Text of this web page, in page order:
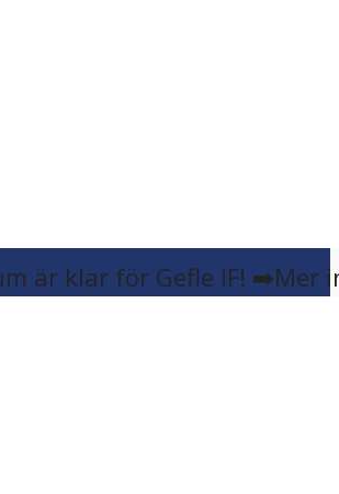
är klar för Gefle IF! ➡️Mer